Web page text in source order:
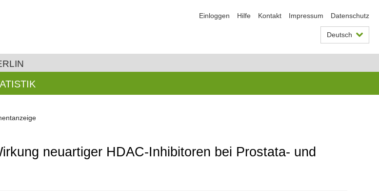
Einloggen Hilfe Kontakt Impressum Datenschutz
Deutsch
neuartiger HDAC-Inhibitoren bei Prostata- und